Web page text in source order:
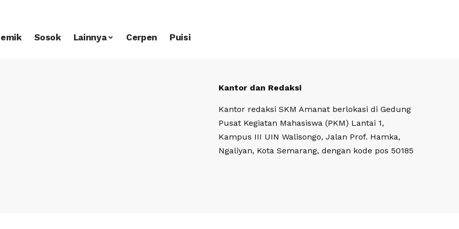
Sosok Lainnya Cerpen Puisi
Kantor dan Redaksi
Kantor redaksi SKM Amanat berlokasi di Gedung
Pusat Kegiatan Mahasiswa (PKM) Lantai 1,
Kampus III UIN Walisongo, Jalan Prof. Hamka,
Ngaliyan, Kota Semarang, dengan kode pos 50185